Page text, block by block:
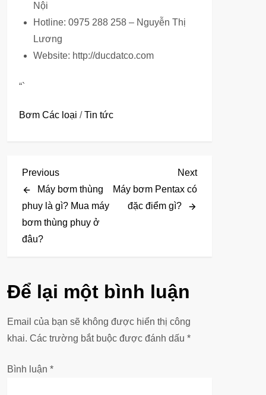
Nội
Hotline: 0975 288 258 – Nguyễn Thị
Lương
Website: http://ducdatco.com
“`
Bơm Các loại /Tin tức
Đ
i
ề
h
ớ
n
Previous
Post
Previous
Máy bơm thùng
phuy là gì? Mua máy
bơm thùng phuy ở
đâu?
Next
Post
Next
Máy bơm Pentax có
đặc điểm gì?
Để lại một bình luận
Email của bạn sẽ không được hiển thị công
khai. Các trường bắt buộc được đánh dấu *
Bình luận *